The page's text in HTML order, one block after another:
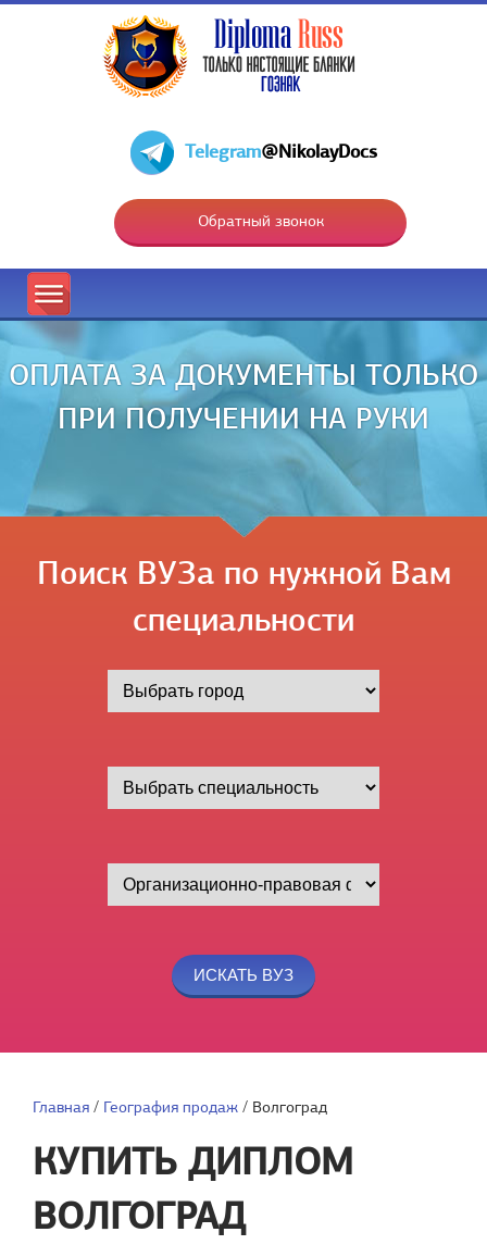
Telegram@NikolayDocs
Обратный звонок
ОПЛАТА ЗА ДОКУМЕНТЫ ТОЛЬКО
ПРИ ПОЛУЧЕНИИ НА РУКИ
Поиск ВУЗа по нужной Вам
специальности
Главная / География продаж / Волгоград
КУПИТЬ ДИПЛОМ
ВОЛГОГРАД